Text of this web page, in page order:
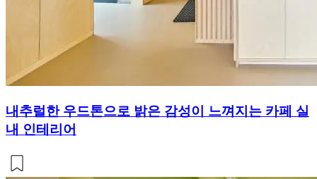
내추럴한 우드톤으로 밝은 감성이 느껴지는 카페 실
내 인테리어